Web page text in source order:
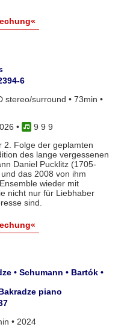
6
stereo/surround • 73min •
•
9 9 9
2. Folge der geplamten
des lange vergessenen
Daniel Pucklitz (1705-
das 2008 von ihm
wieder mit
nicht nur für Liebhaber
sind.
• Schumann • Bartók •
piano
• 2024